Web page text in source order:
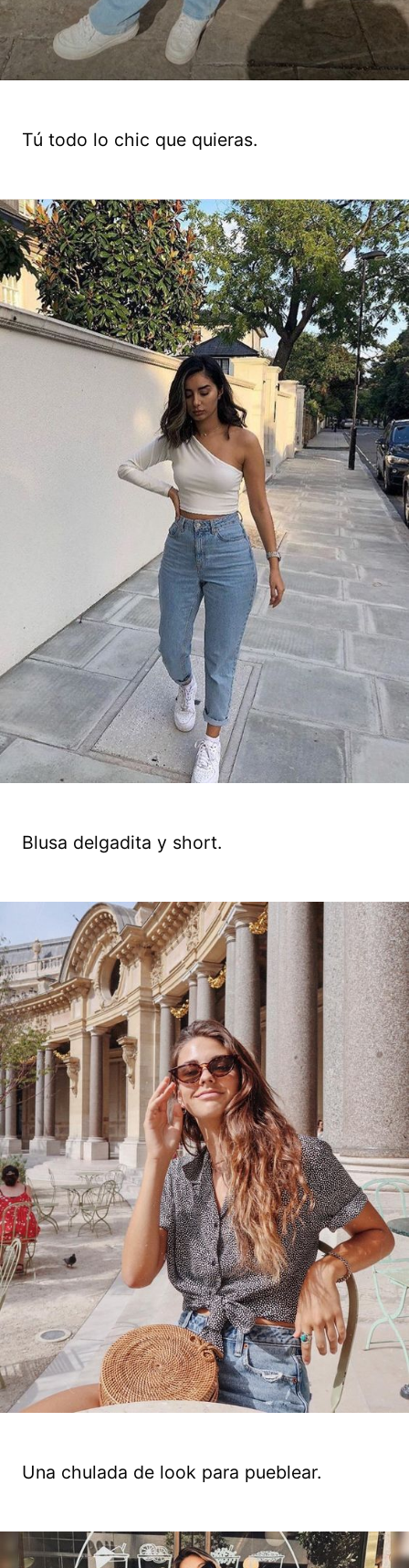
Tú todo lo chic que quieras.
Blusa delgadita y short.
Una chulada de look para pueblear.